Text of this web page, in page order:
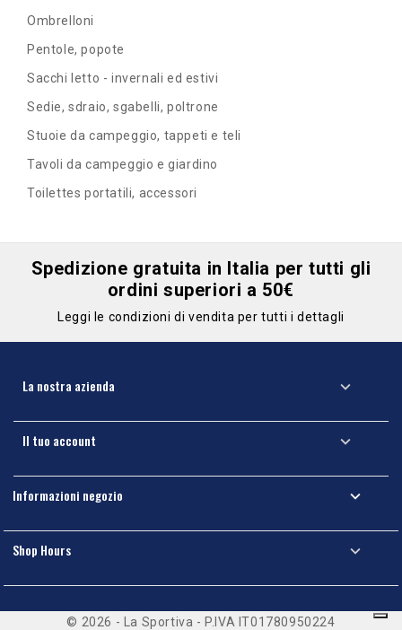
Ombrelloni
Pentole, popote
Sacchi letto - invernali ed estivi
Sedie, sdraio, sgabelli, poltrone
Stuoie da campeggio, tappeti e teli
Tavoli da campeggio e giardino
Toilettes portatili, accessori
Spedizione gratuita in Italia per tutti gli
ordini superiori a 50€
Leggi le condizioni di vendita per tutti i dettagli
La nostra azienda 
Il tuo account 
Informazioni negozio 
Shop Hours 
© 2026 - La Sportiva - P.IVA IT01780950224